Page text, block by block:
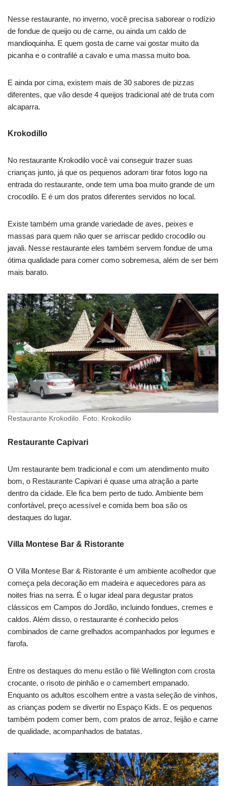
Nesse restaurante, no inverno, você precisa saborear o rodízio
de fondue de queijo ou de carne, ou ainda um caldo de
mandioquinha. E quem gosta de carne vai gostar muito da
picanha e o contrafilé a cavalo e uma massa muito boa.
E ainda por cima, existem mais de 30 sabores de pizzas
diferentes, que vão desde 4 queijos tradicional até de truta com
alcaparra.
Krokodillo
No restaurante Krokodilo você vai conseguir trazer suas
crianças junto, já que os pequenos adoram tirar fotos logo na
entrada do restaurante, onde tem uma boa muito grande de um
crocodilo. E é um dos pratos diferentes servidos no local.
Existe também uma grande variedade de aves, peixes e
massas para quem não quer se arriscar pedido crocodilo ou
javali. Nesse restaurante eles também servem fondue de uma
ótima qualidade para comer como sobremesa, além de ser bem
mais barato.
Restaurante Krokodilo. Foto: Krokodilo
Restaurante Capivari
Um restaurante bem tradicional e com um atendimento muito
bom, o Restaurante Capivari é quase uma atração a parte
dentro da cidade. Ele fica bem perto de tudo. Ambiente bem
confortável, preço acessível e comida bem boa são os
destaques do lugar.
Villa Montese Bar & Ristorante
O Villa Montese Bar & Ristorante é um ambiente acolhedor que
começa pela decoração em madeira e aquecedores para as
noites frias na serra. É o lugar ideal para degustar pratos
clássicos em Campos do Jordão, incluindo fondues, cremes e
caldos. Além disso, o restaurante é conhecido pelos
combinados de carne grelhados acompanhados por legumes e
farofa.
Entre os destaques do menu estão o filé Wellington com crosta
crocante, o risoto de pinhão e o camembert empanado.
Enquanto os adultos escolhem entre a vasta seleção de vinhos,
as crianças podem se divertir no Espaço Kids. E os pequenos
também podem comer bem, com pratos de arroz, feijão e carne
de qualidade, acompanhados de batatas.